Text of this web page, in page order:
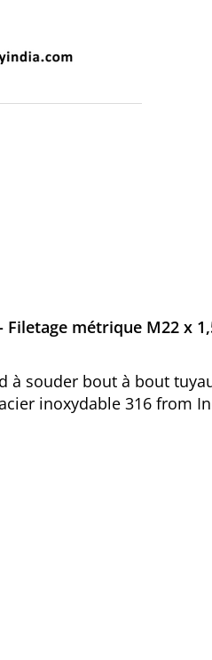
métrique M22 x
à souder bout à bout
inoxydable 316 from